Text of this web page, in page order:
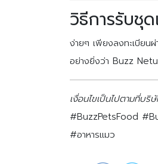
วิธีการรับชุด
ง่ายๆ เพียงลงทะเบียนผ่
อย่างยิ่งว่า Buzz
เงื่อนไขเป็นไปตามที่บริ
#BuzzPetsFood
#อาหารแมว